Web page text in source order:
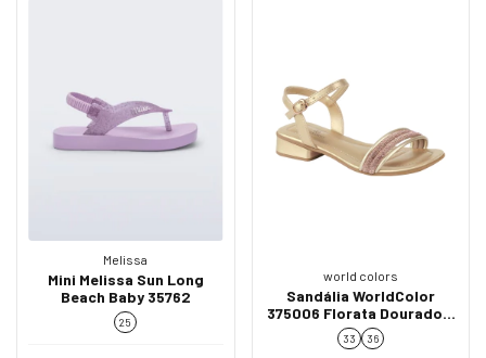
Melissa
Mini Melissa Sun Long
Beach Baby 35762
25
world colors
Sandália WorldColor
375006 Florata Dourado –
Brilho, Conforto e
Delicadeza em Cada Passo
33 36